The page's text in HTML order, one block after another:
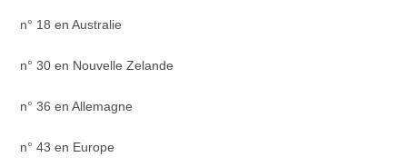
n° 18 en Australie
n° 30 en Nouvelle Zelande
n° 36 en Allemagne
n° 43 en Europe